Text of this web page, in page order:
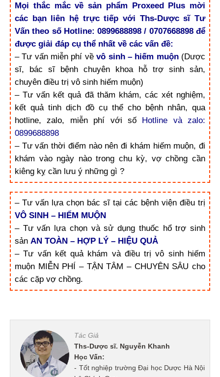
Mọi thắc mắc về sản phẩm Proxeed Plus mời
các bạn liên hệ trực tiếp với Ths-Dược sĩ Tư
Vấn theo số Hotline: 0899688898 / 0707668898 để
được giải đáp cụ thể nhất về các vấn đề:
– Tư vấn miễn phí về vô sinh – hiếm muộn(Dược
sĩ, bác sĩ bệnh chuyên khoa hỗ trợ sinh sản,
chuyên điều trị vô sinh hiếm muộn)
– Tư vấn kết quả đã thăm khám, các xét nghiệm,
kết quả tinh dịch đồ cụ thể cho bệnh nhân, qua
hotline, zalo, miễn phí với số Hotline và zalo:
0899688898
– Tư vấn thời điểm nào nên đi khám hiếm muộn, đi
khám vào ngày nào trong chu kỳ, vợ chồng cần
kiêng kỵ cần lưu ý những gì ?
– Tư vấn lựa chọn bác sĩ tại các bệnh viện điều trị
VÔ SINH – HIẾM MUỘN
– Tư vấn lựa chọn và sử dụng thuốc hổ trợ sinh
sản AN TOÀN – HỢP LÝ – HIỆU QUẢ
– Tư vấn kết quả khám và điều trị vô sinh hiếm
muộn MIỄN PHÍ – TẬN TÂM – CHUYÊN SÂU cho
các cặp vợ chồng.
Tác Giả
Ths-Dược sĩ. Nguyễn Khanh
Học Vấn:
- Tốt nghiệp trường Đại học Dược Hà Nội